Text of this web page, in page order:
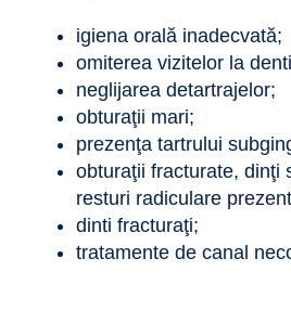
igiena orală inadecvată;
omiterea vizitelor la
neglijarea detartrajelor;
obturaţii mari;
prezenţa tartrului
obturaţii fracturate, dinţi
resturi radiculare
dinti fracturaţi;
tratamente de canal